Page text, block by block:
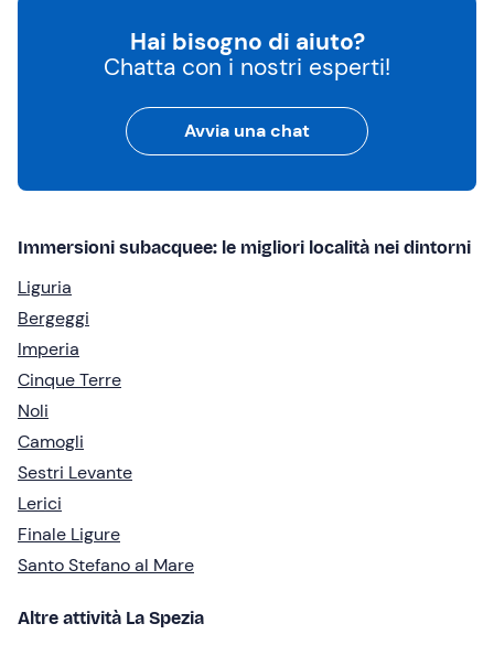
Hai bisogno di aiuto?
Chatta con i nostri esperti!
Avvia una chat
Immersioni subacquee: le migliori località nei dintorni
Liguria
Bergeggi
Imperia
Cinque Terre
Noli
Camogli
Sestri Levante
Lerici
Finale Ligure
Santo Stefano al Mare
Altre attività La Spezia